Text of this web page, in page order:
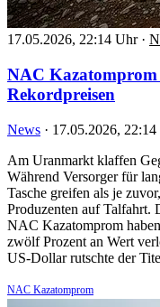
17.05.2026, 22:14 Uhr ·
NAC
Rekordpreisen
News · 17.05.2026,
Am Uranmarkt klaffen
Während Versorger für
Tasche greifen als je
Produzenten auf Talfahrt.
NAC Kazatomprom
zwölf Prozent an Wert
US-Dollar rutschte der
NAC Kazatomprom